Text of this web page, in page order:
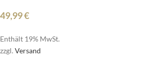
49,99€
Enthält 19% MwSt.
zzgl. Versand